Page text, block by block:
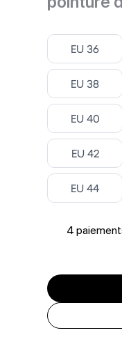
Select ‎
EU 36
Select ‎
EU 38
Select ‎
EU 40
Select ‎
EU 42
Select ‎
EU 44
4